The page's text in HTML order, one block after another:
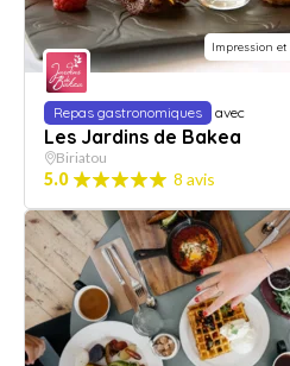
Impression
Repas gastronomiques avec
Les Jardins de Bakea
Biriatou
5.0 8 avis